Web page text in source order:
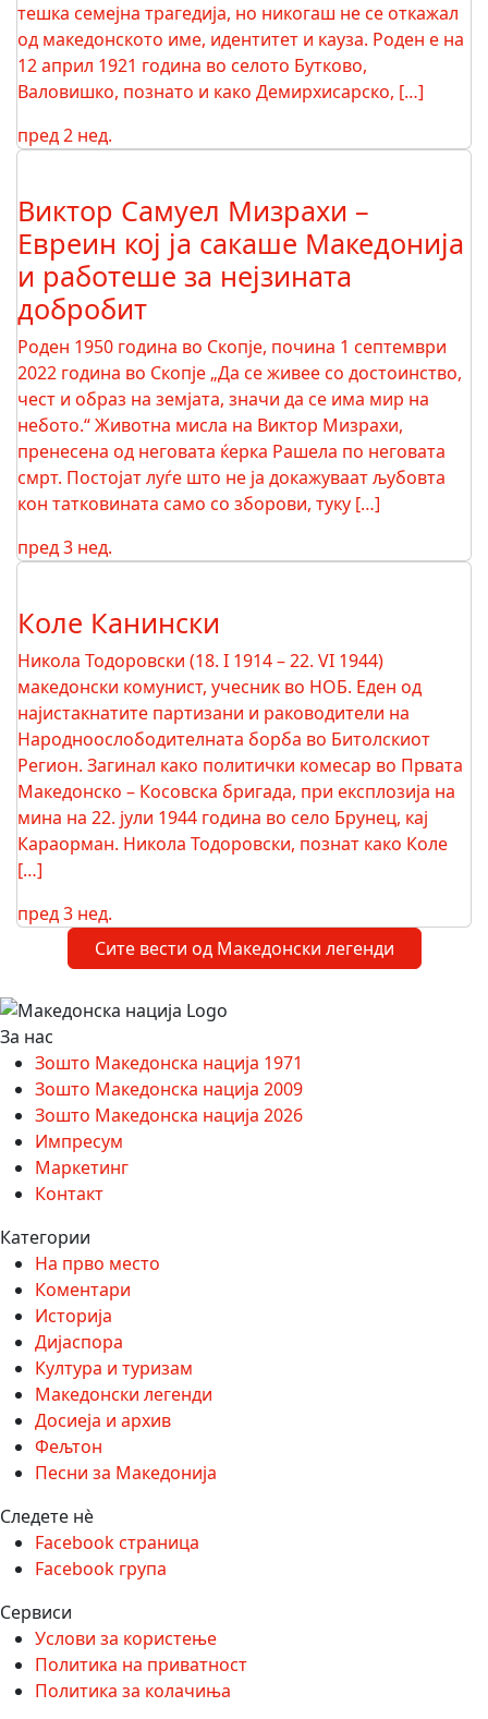
тешка семејна трагедија, но никогаш не се откажал
од македонското име, идентитет и кауза. Роден е на
12 април 1921 година во селото Бутково,
Валовишко, познато и како Демирхисарско, […]
пред 2 нед.
Виктор Самуел Мизрахи –
Евреин кој ја сакаше Македонија
и работеше за нејзината
добробит
Роден 1950 година во Скопје, почина 1 септември
2022 година во Скопје „Да се живее со достоинство,
чест и образ на земјата, значи да се има мир на
небото.“ Животна мисла на Виктор Мизрахи,
пренесена од неговата ќерка Рашела по неговата
смрт. Постојат луѓе што не ја докажуваат љубовта
кон татковината само со зборови, туку […]
пред 3 нед.
Коле Канински
Никола Тодоровски (18. I 1914 – 22. VI 1944)
македонски комунист, учесник во НОБ. Еден од
најистакнатите партизани и раководители на
Народноослободителната борба во Битолскиот
Регион. Загинал како политички комесар во Првата
Македонско – Косовска бригада, при експлозија на
мина на 22. јули 1944 година во село Брунец, кај
Караорман. Никола Тодоровски, познат како Коле
[…]
пред 3 нед.
Сите вести од Македонски легенди
За нас
Зошто Македонска нација 1971
Зошто Македонска нација 2009
Зошто Македонска нација 2026
Импресум
Маркетинг
Контакт
Категории
На прво место
Коментари
Историја
Дијаспора
Култура и туризам
Македонски легенди
Досиеја и архив
Фељтон
Песни за Македонија
Следете нѐ
Facebook страница
Facebook група
Сервиси
Услови за користење
Политика на приватност
Политика за колачиња